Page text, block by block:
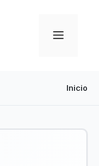
Menu
Inicio